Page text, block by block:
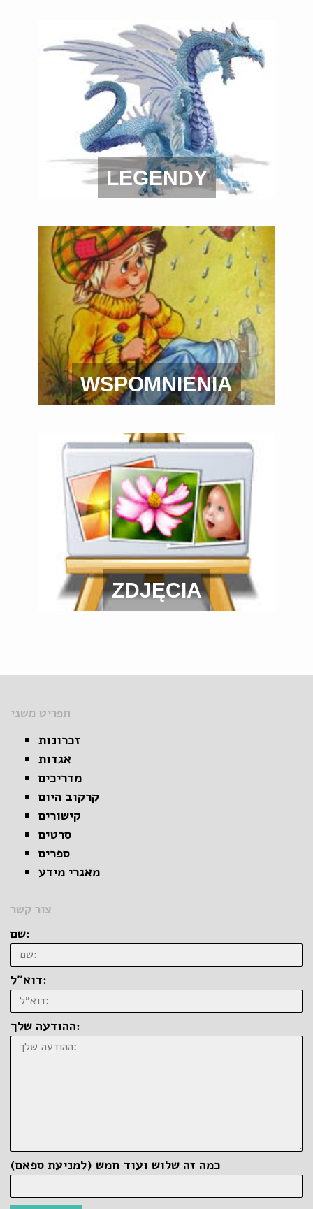
LEGENDY
WSPOMNIENIA
ZDJĘCIA
תפריט משני
זכרונות
אגדות
מדריכים
קרקוב היום
קישורים
סרטים
ספרים
מאגרי מידע
צור קשר
שם:
דוא״ל:
ההודעה שלך:
כמה זה שלוש ועוד חמש (למניעת ספאם)